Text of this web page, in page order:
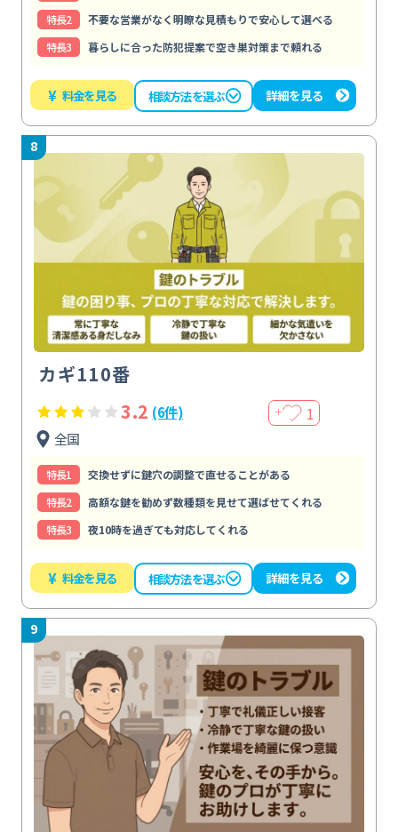
特⻑2
不要な営業がなく明瞭な見積もりで安心して選べる
特⻑3
暮らしに合った防犯提案で空き巣対策まで頼れる
¥ 料金を見る 相談方法を選ぶ 詳細を見る
8
カギ110番
3.2 (6件) ＋ 1
全国
特⻑1
交換せずに鍵穴の調整で直せることがある
特⻑2
高額な鍵を勧めず数種類を見せて選ばせてくれる
特⻑3
夜10時を過ぎても対応してくれる
¥ 料金を見る 相談方法を選ぶ 詳細を見る
9